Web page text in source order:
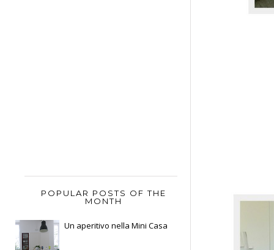
POPULAR POSTS OF THE
MONTH
Un aperitivo nella Mini Casa